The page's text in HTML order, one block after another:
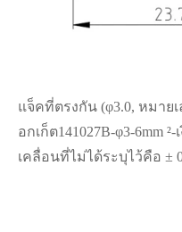
แจ็คที่ตรงกัน (φ3.0, หมาย
อกเก็ต141027B-φ3-6mm
เคลื่อนที่ไม่ได้ระบุไว้คือ ±